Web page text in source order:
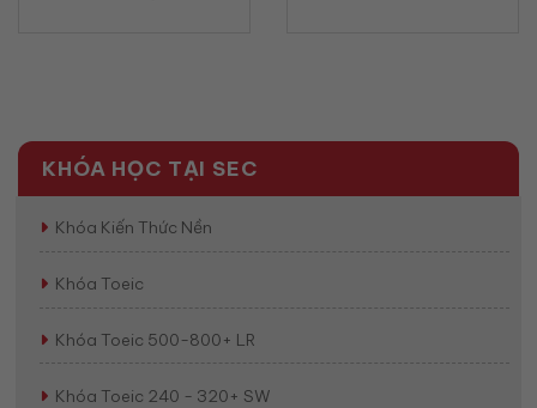
KHÓA HỌC TẠI SEC
Khóa Kiến Thức Nền
Khóa Toeic
Khóa Toeic 500-800+ LR
Khóa Toeic 240 - 320+ SW